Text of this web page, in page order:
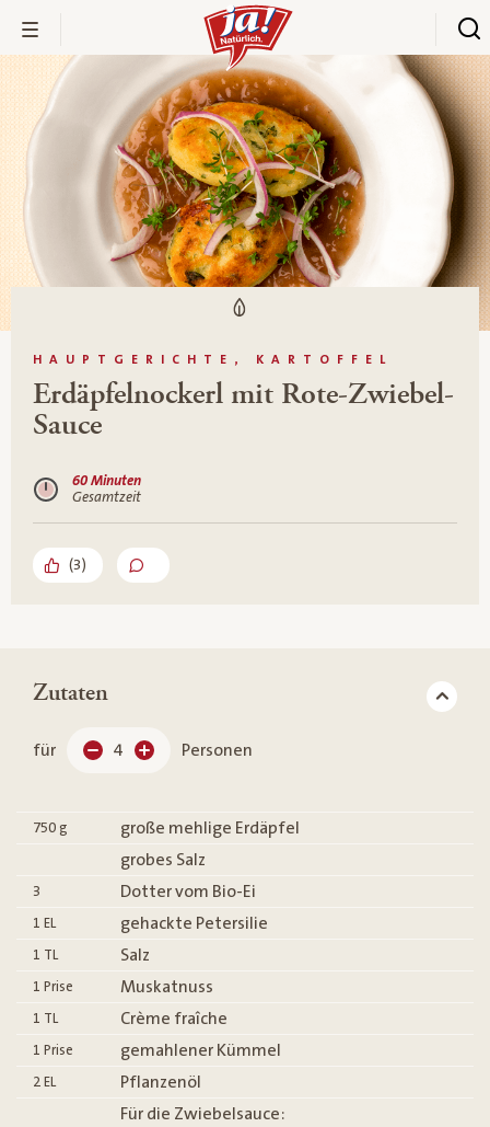
HAUPTGERICHTE, KARTOFFEL
Erdäpfelnockerl mit Rote-Zwiebel-
Sauce
60 Minuten
Gesamtzeit
(3)
Zutaten
für 4 Personen
750 g
große mehlige Erdäpfel
grobes Salz
3 Dotter vom Bio-Ei
1 EL gehackte Petersilie
1 TL Salz
1 Prise Muskatnuss
1 TL Crème fraîche
1 Prise gemahlener Kümmel
2 EL
Pflanzenöl
Für die Zwiebelsauce: